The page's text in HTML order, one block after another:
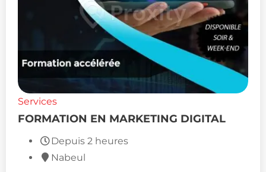
Services
FORMATION EN MARKETING DIGITAL
Depuis 2 heures
Nabeul